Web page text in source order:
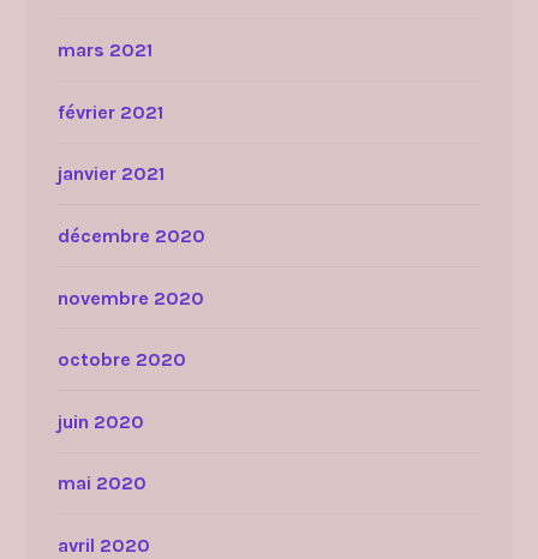
mars 2021
février 2021
janvier 2021
décembre 2020
novembre 2020
octobre 2020
juin 2020
mai 2020
avril 2020